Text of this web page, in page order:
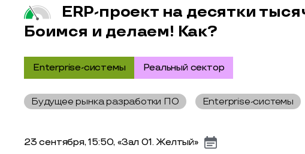
ERP-проект на десятки
Боимся и делаем! Как?
Enterprise-системы Реальный сектор
Будущее рынка разработки ПО Enterprise-системы
23 сентября, 15:50, «Зал 01. Желтый»